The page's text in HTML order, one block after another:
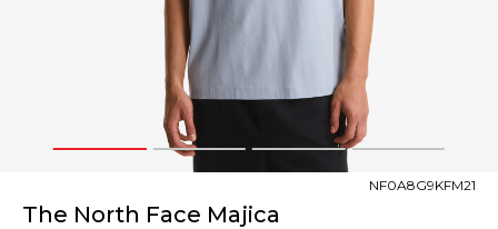
1 2 3 4
The North Face Majica
NF0A8G9KFM21